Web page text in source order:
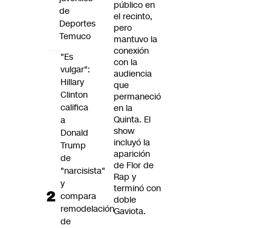
público en
el recinto,
pero
mantuvo la
conexión
con la
audiencia
que
permaneció
en la
Quinta. El
show
incluyó la
aparición
de Flor de
Rap y
terminó con
doble
Gaviota.
de
Deportes
Temuco
"Es
vulgar":
Hillary
Clinton
califica
a
Donald
Trump
de
"narcisista"
y
compara
remodelación
de